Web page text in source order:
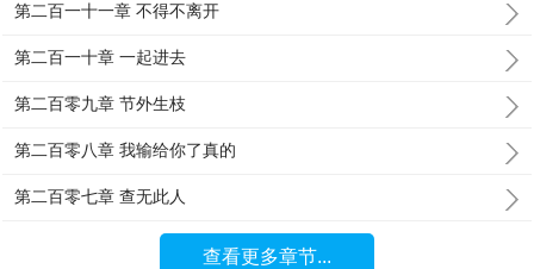
第二百一十一章 不得不离开
第二百一十章 一起进去
第二百零九章 节外生枝
第二百零八章 我输给你了真的
第二百零七章 查无此人
查看更多章节...